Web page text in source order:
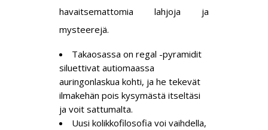
havaitsemattomia lahjoja ja
mysteerejä.
Takaosassa on regal -pyramidit
siluettivat autiomaassa
auringonlaskua kohti, ja he tekevät
ilmakehän pois kysymästä itseltäsi
ja voit sattumalta.
Uusi kolikkofilosofia voi vaihdella,